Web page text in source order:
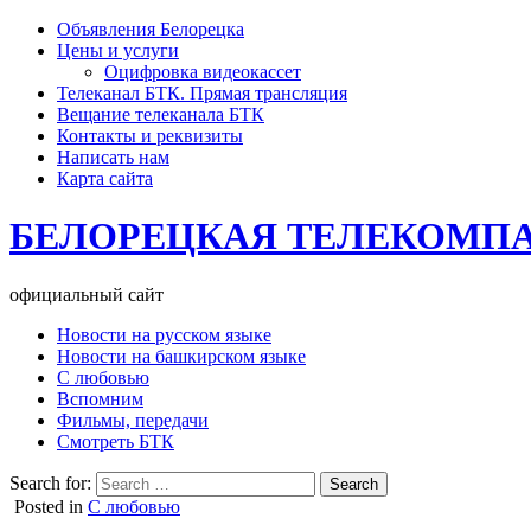
Объявления Белорецка
Цены и услуги
Оцифровка видеокассет
Телеканал БТК. Прямая трансляция
Вещание телеканала БТК
Контакты и реквизиты
Написать нам
Карта сайта
БЕЛОРЕЦКАЯ
официальный сайт
Новости на русском языке
Новости на башкирском языке
С любовью
Вспомним
Фильмы, передачи
Смотреть БТК
Search for:
Posted in С любовью